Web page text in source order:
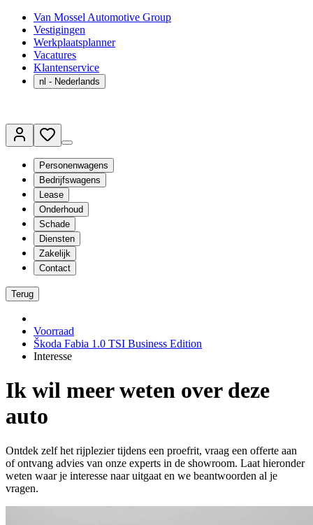
Van Mossel Automotive Group
Vestigingen
Werkplaatsplanner
Vacatures
Klantenservice
nl - Nederlands
Personenwagens
Bedrijfswagens
Lease
Onderhoud
Schade
Diensten
Zakelijk
Contact
Terug
Voorraad
Škoda Fabia 1.0 TSI Business Edition
Interesse
Ik wil meer weten over deze
auto
Ontdek zelf het rijplezier tijdens een proefrit, vraag een offerte aan
of ontvang advies van onze experts in de showroom. Laat hieronder
weten waar je interesse naar uitgaat en we beantwoorden al je
vragen.